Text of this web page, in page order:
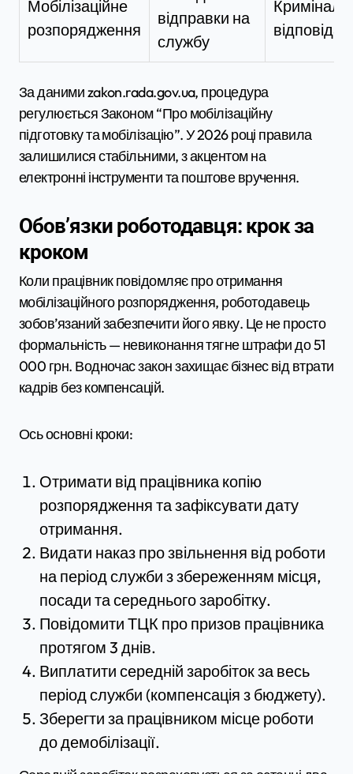
Мобілізаційне
розпорядження
відправки на
службу
За даними zakon.rada.gov.ua, процедура
регулюється Законом “Про мобілізаційну
підготовку та мобілізацію”. У 2026 році правила
залишилися стабільними, з акцентом на
електронні інструменти та поштове вручення.
Обов’язки роботодавця: крок за
кроком
Коли працівник повідомляє про отримання
мобілізаційного розпорядження, роботодавець
зобов’язаний забезпечити його явку. Це не просто
формальність — невиконання тягне штрафи до 51
000 грн. Водночас закон захищає бізнес від втрати
кадрів без компенсацій.
Ось основні кроки:
Отримати від працівника копію
розпорядження та зафіксувати дату
отримання.
Видати наказ про звільнення від роботи
на період служби з збереженням місця,
посади та середнього заробітку.
Повідомити ТЦК про призов працівника
протягом 3 днів.
Виплатити середній заробіток за весь
період служби (компенсація з бюджету).
Зберегти за працівником місце роботи
до демобілізації.